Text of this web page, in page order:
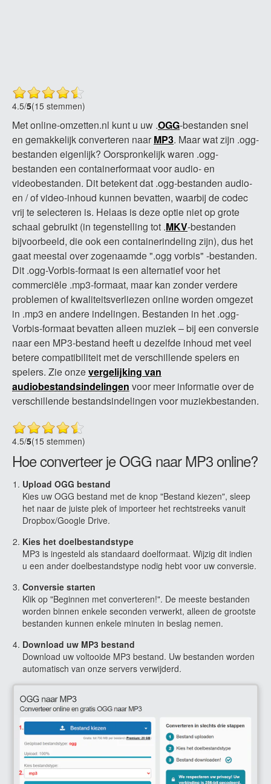
4.5/5(15 stemmen)
Met online-omzetten.nl kunt u uw .OGG-bestanden snel
en gemakkelijk converteren naarMP3. Maar wat zijn .ogg-
bestanden eigenlijk? Oorspronkelijk waren .ogg-
bestanden een containerformaat voor audio- en
videobestanden. Dit betekent dat .ogg-bestanden audio-
en / of video-inhoud kunnen bevatten, waarbij de codec
vrij te selecteren is. Helaas is deze optie niet op grote
schaal gebruikt (in tegenstelling tot .MKV-bestanden
bijvoorbeeld, die ook een containerindeling zijn), dus het
gaat meestal over zogenaamde ".ogg vorbis" -bestanden.
Dit .ogg-Vorbis-formaat is een alternatief voor het
commerciële .mp3-formaat, maar kan zonder verdere
problemen of kwaliteitsverliezen online worden omgezet
in .mp3 en andere indelingen. Bestanden in het .ogg-
Vorbis-formaat bevatten alleen muziek – bij een conversie
naar een MP3-bestand heeft u dezelfde inhoud met veel
betere compatibiliteit met de verschillende spelers en
spelers. Zie onzevergelijking van
audiobestandsindelingen voor meer informatie over de
verschillende bestandsindelingen voor muziekbestanden.
4.5/5(15 stemmen)
Hoe converteer je OGG naar MP3 online?
Upload OGG bestand
Kies uw OGG bestand met de knop "Bestand kiezen", sleep
het naar de juiste plek of importeer het rechtstreeks vanuit
Dropbox/Google Drive.
Kies het doelbestandstype
MP3 is ingesteld als standaard doelformaat. Wijzig dit indien
u een ander doelbestandstype nodig hebt voor uw conversie.
Conversie starten
Klik op "Beginnen met converteren!". De meeste bestanden
worden binnen enkele seconden verwerkt, alleen de grootste
bestanden kunnen enkele minuten in beslag nemen.
Download uw MP3 bestand
Download uw voltooide MP3 bestand. Uw bestanden worden
automatisch van onze servers verwijderd.